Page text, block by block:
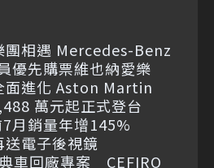
團相遇 Mercedes-Benz
優先購票維也納愛樂
面進化 Aston Martin
萬元起正式登台
月銷量年增145%
電子後視鏡
車回廠專案 CEFIRO